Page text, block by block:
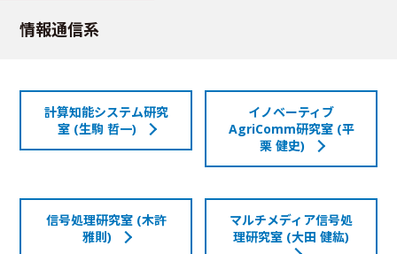
情報通信系
計算知能システム研究
室 (生駒 哲一)
イノベーティブ
AgriComm研究室 (平
栗 健史)
信号処理研究室 (木許
雅則)
マルチメディア信号処
理研究室 (大田 健紘)